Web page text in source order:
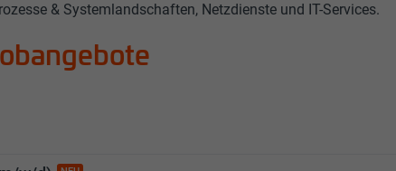
& Systemlandschaften, Netzdienste und IT-Services.